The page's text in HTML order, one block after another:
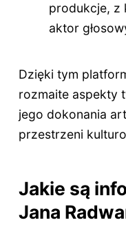
produkcje, z
aktor
Dzięki tym
rozmaite aspekty
jego dokonania
przestrzeni
Jakie są
Jana